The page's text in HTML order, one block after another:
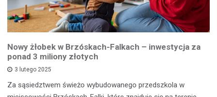
Nowy żłobek w Brzóskach-Falkach – inwestycja za
ponad 3 miliony złotych
3 lutego 2025
Za sąsiedztwem świeżo wybudowanego przedszkola w